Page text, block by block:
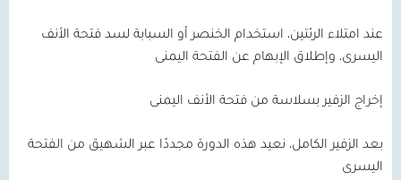
عند امتلاء الرئتين، استخدام الخنصر أو السبابة لسد فتحة الأنف
اليسرى، وإطلاق الإبهام عن الفتحة اليمنى
إخراج الزفير بسلاسة من فتحة الأنف اليمنى
بعد الزفير الكامل، نعيد هذه الدورة مجددًا عبر الشهيق من الفتحة
اليسرى